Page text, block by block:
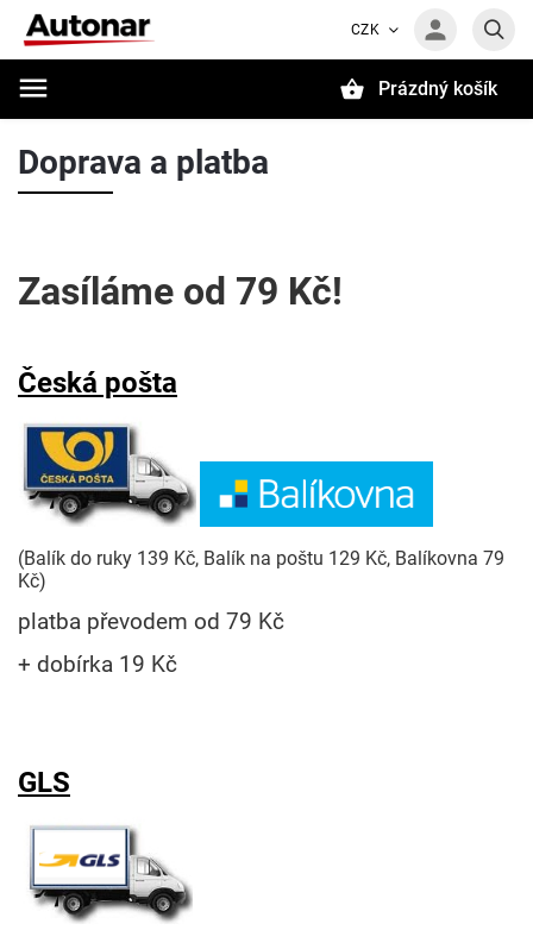
CZK
Prázdný košík
Doprava a platba
Zasíláme od 79 Kč!
Česká pošta
(Balík do ruky 139 Kč, Balík na poštu 129 Kč, Balíkovna 79
Kč)
platba převodem od 79 Kč
+ dobírka 19 Kč
GLS